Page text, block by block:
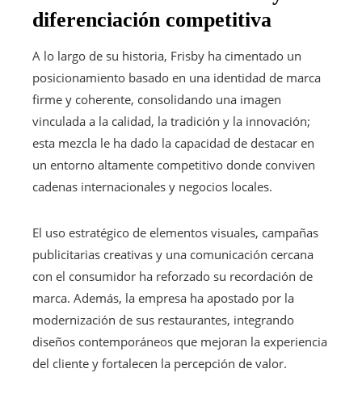
diferenciación competitiva
A lo largo de su historia, Frisby ha cimentado un
posicionamiento basado en una identidad de marca
firme y coherente, consolidando una imagen
vinculada a la calidad, la tradición y la innovación;
esta mezcla le ha dado la capacidad de destacar en
un entorno altamente competitivo donde conviven
cadenas internacionales y negocios locales.
El uso estratégico de elementos visuales, campañas
publicitarias creativas y una comunicación cercana
con el consumidor ha reforzado su recordación de
marca. Además, la empresa ha apostado por la
modernización de sus restaurantes, integrando
diseños contemporáneos que mejoran la experiencia
del cliente y fortalecen la percepción de valor.